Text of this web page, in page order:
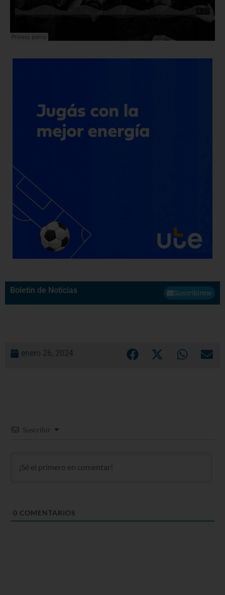
Boletín de Noticias Suscribirme
enero 26, 2024
Suscribir
0 COMENTARIOS